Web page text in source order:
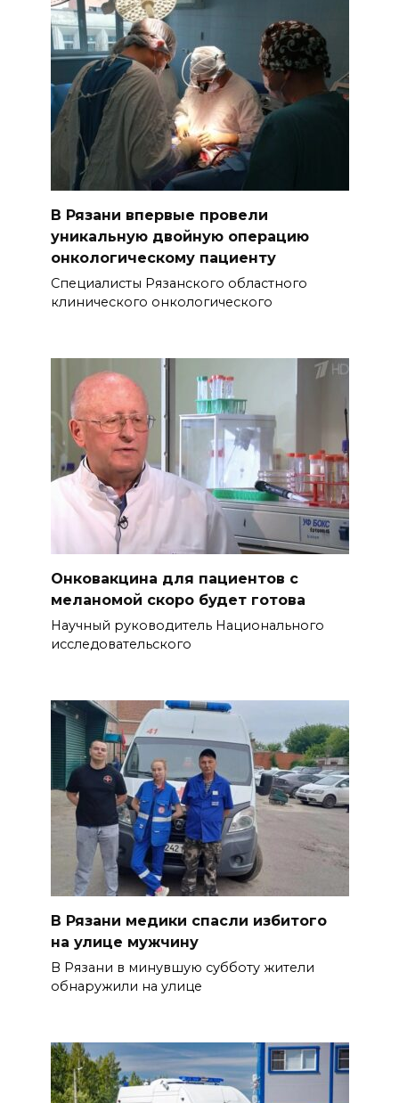
В Рязани впервые провели
уникальную двойную операцию
онкологическому пациенту
Специалисты Рязанского областного
клинического онкологического
Онковакцина для пациентов с
меланомой скоро будет готова
Научный руководитель Национального
исследовательского
В Рязани медики спасли избитого
на улице мужчину
В Рязани в минувшую субботу жители
обнаружили на улице